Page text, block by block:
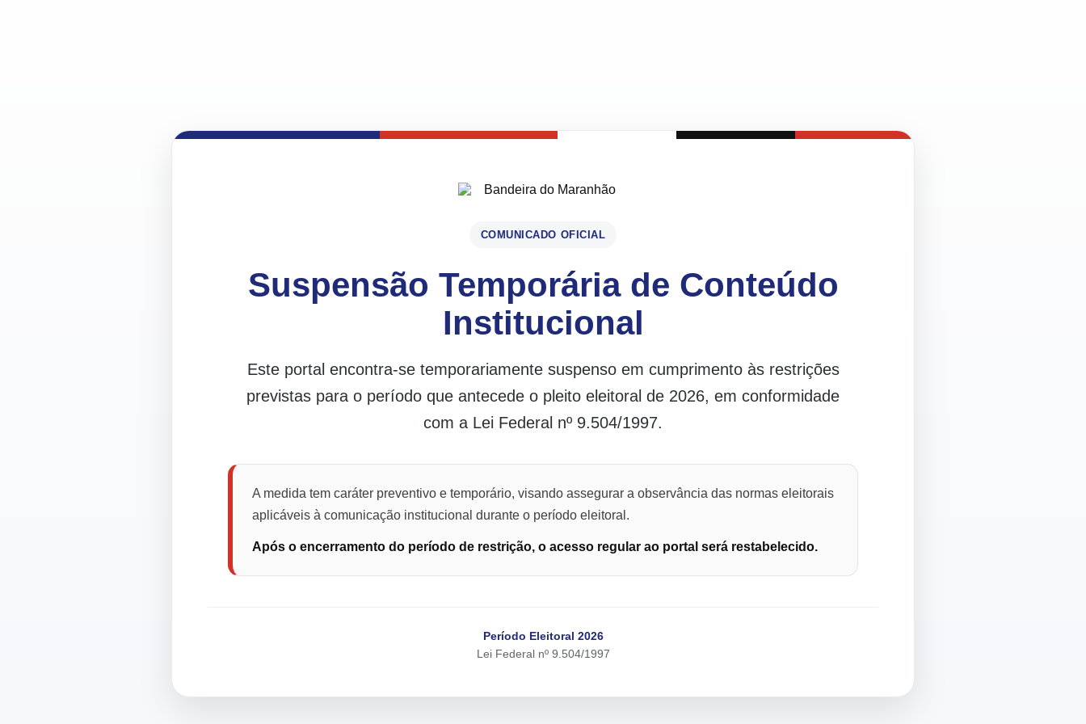
COMUNICADO OFICIAL
Suspensão Temporária de Conteúdo
Institucional
Este portal encontra-se temporariamente suspenso em cumprimento às restrições
previstas para o período que antecede o pleito eleitoral de 2026, em conformidade
com a Lei Federal nº 9.504/1997.
A medida tem caráter preventivo e temporário, visando assegurar a observância das normas eleitorais
aplicáveis à comunicação institucional durante o período eleitoral.
Após o encerramento do período de restrição, o acesso regular ao portal será restabelecido.
Período Eleitoral 2026
Lei Federal nº 9.504/1997